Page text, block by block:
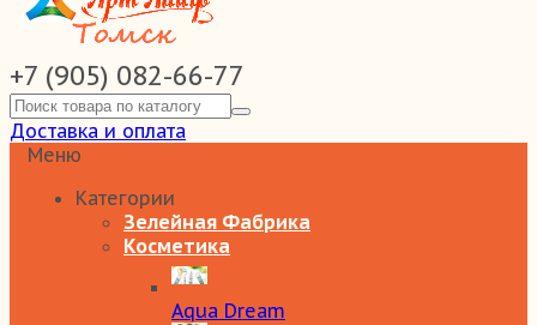
+7 (905) 082-66-77
Доставка и оплата
Меню
Категории
Зелейная Фабрика
Косметика
Aqua Dream